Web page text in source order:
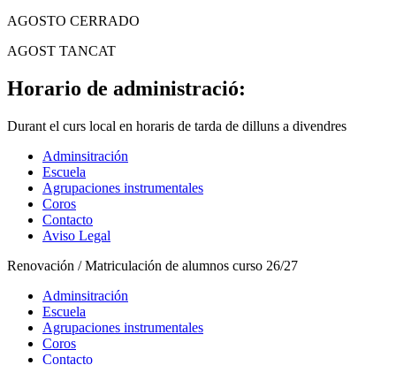
AGOSTO CERRADO
AGOST TANCAT
Horario de administració:
Durant el curs local en horaris de tarda de dilluns a divendres
Adminsitración
Escuela
Agrupaciones instrumentales
Coros
Contacto
Aviso Legal
Renovación / Matriculación de alumnos curso 26/27
Adminsitración
Escuela
Agrupaciones instrumentales
Coros
Contacto